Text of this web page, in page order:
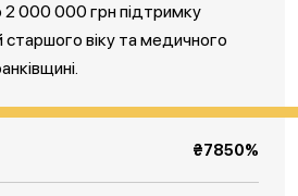
000 000 грн підтримку
віку та медичного
₴7850%